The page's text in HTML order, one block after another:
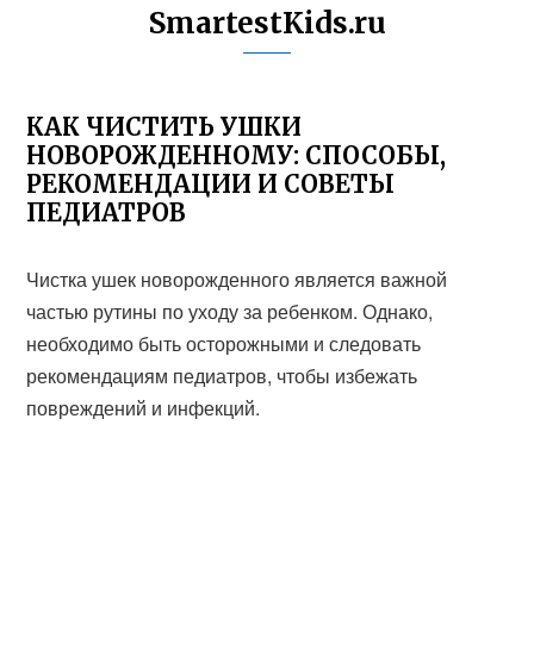
SmartestKids.ru
КАК ЧИСТИТЬ УШКИ
НОВОРОЖДЕННОМУ: СПОСОБЫ,
РЕКОМЕНДАЦИИ И СОВЕТЫ
ПЕДИАТРОВ
Чистка ушек новорожденного является важной
частью рутины по уходу за ребенком. Однако,
необходимо быть осторожными и следовать
рекомендациям педиатров, чтобы избежать
повреждений и инфекций.